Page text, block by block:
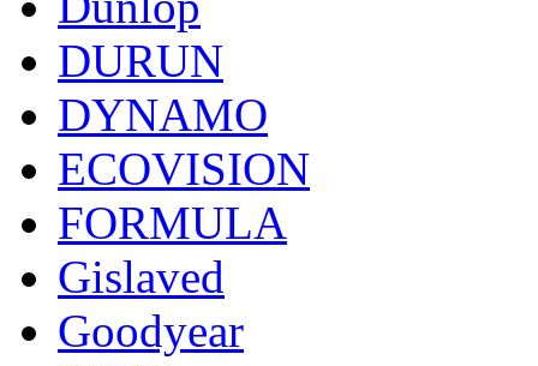
DURUN
DYNAMO
ECOVISION
FORMULA
Gislaved
Goodyear